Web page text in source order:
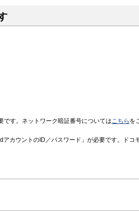
です。ネットワーク暗証番号についてはこちら を
カウントのID／パスワード」が必要です。ドコ